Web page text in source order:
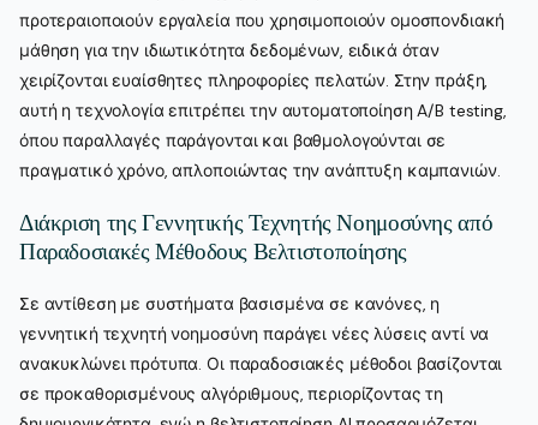
προτεραιοποιούν εργαλεία που χρησιμοποιούν ομοσπονδιακή
μάθηση για την ιδιωτικότητα δεδομένων, ειδικά όταν
χειρίζονται ευαίσθητες πληροφορίες πελατών. Στην πράξη,
αυτή η τεχνολογία επιτρέπει την αυτοματοποίηση A/B testing,
όπου παραλλαγές παράγονται και βαθμολογούνται σε
πραγματικό χρόνο, απλοποιώντας την ανάπτυξη καμπανιών.
Διάκριση της Γεννητικής Τεχνητής Νοημοσύνης από
Παραδοσιακές Μέθοδους Βελτιστοποίησης
Σε αντίθεση με συστήματα βασισμένα σε κανόνες, η
γεννητική τεχνητή νοημοσύνη παράγει νέες λύσεις αντί να
ανακυκλώνει πρότυπα. Οι παραδοσιακές μέθοδοι βασίζονται
σε προκαθορισμένους αλγόριθμους, περιορίζοντας τη